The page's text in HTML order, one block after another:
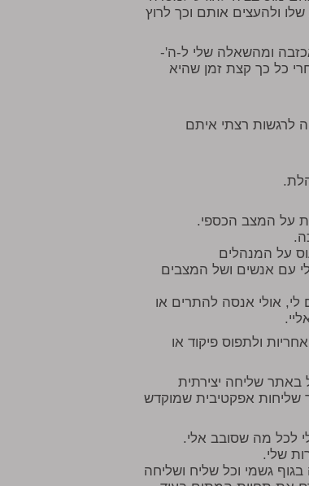
ולהעצים אותם וכך לרוץ
ומהשאלה שלי ל-ה'-
כל כך קצת זמן שהיא
לרגשות רצתי איתם
על המצב הכספי.
על המנהלים
עם אנשים ושל המצבים
אולי אנסה להתרים או
ולתפוס פיקוד או
באתר שליחה יצירתית
שליחות אפקטיבית שמוקדש
לכל מה שסובב אלי.
שלי.
גשמי וכל שליח ושליחה